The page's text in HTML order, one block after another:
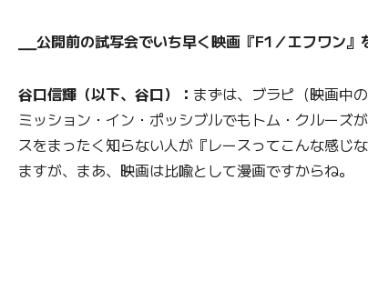
⎯⎯公開前の試写会でいち早く映画『F1／エフワン
谷口信輝（以下、谷口）： まずは、ブラピ（映画中
ミッション・イン・ポッシブルでもトム・クルーズ
スをまったく知らない人が『レースってこんな感じ
ますが、まあ、映画は比喩として漫画ですからね。